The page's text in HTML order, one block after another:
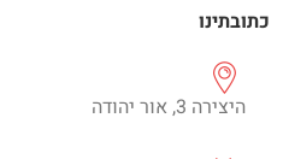
כתובתינו
היצירה 3, אור יהודה